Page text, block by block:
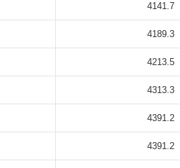
4141.7
4189.3
4213.5
4313.3
4391.2
4391.2